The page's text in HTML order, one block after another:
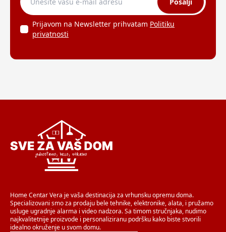
Prijavom na Newsletter prihvatam Politiku
privatnosti
Home Centar Vera je vaša destinacija za vrhunsku opremu doma.
Specializovani smo za prodaju bele tehnike, elektronike, alata, i pružamo
usluge ugradnje alarma i video nadzora. Sa timom stručnjaka, nudimo
najkvalitetnije proizvode i personaliziranu podršku kako biste stvorili
idealno okruženje u svom domu.